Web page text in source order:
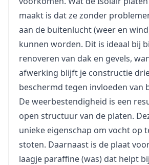
maakt is dat ze zonder
aan de buitenlucht (weer en
kunnen worden. Dit is ideaal bij
renoveren van dak en gevels,
afwerking blijft je constructie
beschermd tegen invloeden van
De weerbestendigheid is een
open structuur van de platen.
unieke eigenschap om vocht op
stoten. Daarnaast is de plaat
laagje paraffine (was) dat helpt